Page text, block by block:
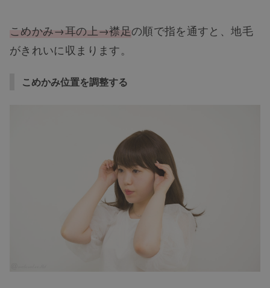
こめかみ→耳の上→襟足の順で指を通すと、地毛
がきれいに収まります。
こめかみ位置を調整する